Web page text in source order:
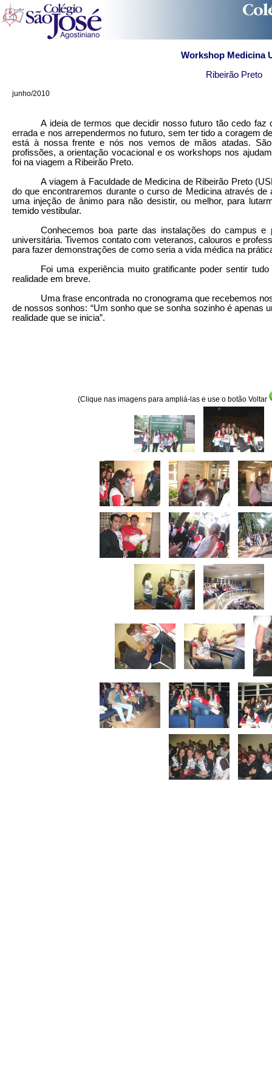
Workshop Medicina
Ribeirão Preto
junho/2010
A ideia de termos que decidir nosso futuro tão cedo
errada e nos arrependermos no futuro, sem ter tido a coragem
está à nossa frente e nós nos vemos de mãos atadas.
profissões, a orientação vocacional e os workshops nos
foi na viagem a Ribeirão Preto.
A viagem à Faculdade de Medicina de Ribeirão Preto
do que encontraremos durante o curso de Medicina através
uma injeção de ânimo para não desistir, ou melhor, para
temido vestibular.
Conhecemos boa parte das instalações do campus
universitária. Tivemos contato com veteranos, calouros e
para fazer demonstrações de como seria a vida médica na
Foi uma experiência muito gratificante poder sentir
realidade em breve.
Uma frase encontrada no cronograma que recebemos
de nossos sonhos: “Um sonho que se sonha sozinho é apenas
realidade que se inicia”.
(Clique nas imagens para ampliá-las e use o botão Voltar